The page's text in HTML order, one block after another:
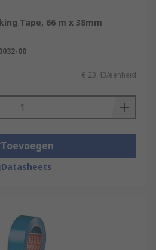
Tape, 66 m x 38mm
00
€ 23,43/eenheid
Toevoegen
Datasheets